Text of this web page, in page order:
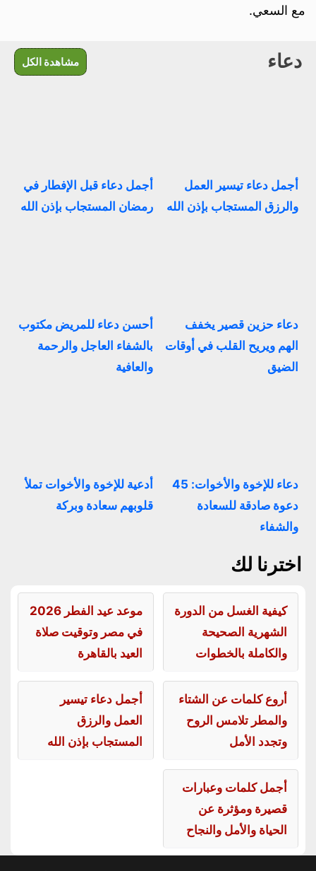
مع السعي.
دعاء مشاهدة الكل
أجمل دعاء تيسير العمل
والرزق المستجاب بإذن الله
أجمل دعاء قبل الإفطار في
رمضان المستجاب بإذن الله
دعاء حزين قصير يخفف
الهم ويريح القلب في أوقات
الضيق
أحسن دعاء للمريض مكتوب
بالشفاء العاجل والرحمة
والعافية
دعاء للإخوة والأخوات: 45
دعوة صادقة للسعادة
والشفاء
أدعية للإخوة والأخوات تملأ
قلوبهم سعادة وبركة
اخترنا لك
كيفية الغسل من الدورة
الشهرية الصحيحة
والكاملة بالخطوات
موعد عيد الفطر 2026
في مصر وتوقيت صلاة
العيد بالقاهرة
أروع كلمات عن الشتاء
والمطر تلامس الروح
وتجدد الأمل
أجمل دعاء تيسير
العمل والرزق
المستجاب بإذن الله
أجمل كلمات وعبارات
قصيرة ومؤثرة عن
الحياة والأمل والنجاح